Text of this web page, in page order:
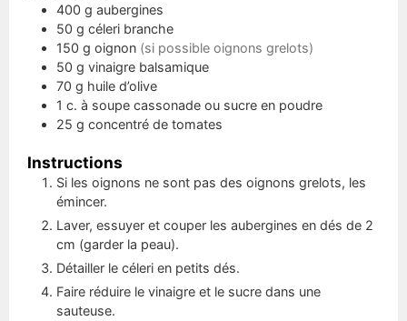
400 g aubergines
50 g céleri branche
150 goignon (si possible oignons grelots)
50 g vinaigre balsamique
70 g huile d’olive
1c. à soupe cassonade ou sucre en poudre
25 g concentré de tomates
Instructions
Si les oignons ne sont pas des oignons grelots, les
émincer.
Laver, essuyer et couper les aubergines en dés de 2
cm (garder la peau).
Détailler le céleri en petits dés.
Faire réduire le vinaigre et le sucre dans une
sauteuse.